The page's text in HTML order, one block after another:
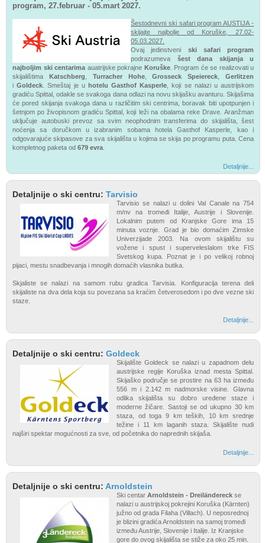
program, 27.februar - 05.mart 2027.
Šestodnevni ski safari program AUSTIJA -
skijajte najbolje od Koruške, 27.02-
05.03.2027.
Ovaj jedinstveni ski safari program
podrazumeva šest dana skijanja u
najboljim ski centarima auatrijske pokrajne Koruške. Program će se realizovati u
skijalištima Katschberg Turracher Hohe,Grosseck Speiereck ,Gerlitzen
iGoldeck Smeštaj je u hotelu Gasthof Kasperle , koji se nalazi u austrijskom
gradiću Spittal , odakle se svakoga dana odlazi na novu skijašku avanturu. Skijašima
će pored skijanja svakoga dana u različitim ski centrima, boravak biti upotpunjen i
šetnjom po živopisnom gradiću Spittal, koji leži na obalama reke Drave. Aranžman
uključuje autobuski prevoz sa svim neophodnim transferima do skijališta, šest
noćenja sa doručkom u izabranim sobama hotela Gasthof Kasperle, kao i
odgovarajuće skipasove za sva skijališta u kojima se skija po programu puta. Cena
kompletnog paketa od 679 evra
Detaljnije...
Detaljnije o ski centru: Tarvisio
Tarvisio se nalazi u dolini Val Canale na 754
m/nv na tromeđi Italije, Austrije i Slovenije.
Lokalnim putem od Kranjske Gore ima 15
minuta voznje. Grad je bio domaćim Zimske
Univerzijade 2003. Na ovom skijalištu su
vožene i spust i superveleslalom trke FIS
Svetskog kupa. Poznat je i po velikoj robnoj
pijaci, mestu snadbevanja i mnogih domaćih vlasnika butika.
Skjaliste se nalazi na samom rubu gradica Tarvisia. Konfiguracija terena deli
skijaliste na dva dela koja su povezana sa kraćim četverosedom i po dve vezne ski
staze.
Detaljnije...
Detaljnije o ski centru: Goldeck
Skijalište Goldeck se nalazi u zapadnom delu
austrijske regije Koruška iznad mesta Spittal.
Skijaško područje se prostire na 63 ha između
556 m i 2.142 m nadmorske visine. Glavna
odlika skijališta su dobro uređene staze i
moderne žičare. Sastoji se od ukupno 30 km
staza, od toga 9 km teških, 10 km srednje
težine i 11 km laganih staza. Skijalište nudi
najširi spektar mogućnosti za sve, od početnika do naprednih skijaša.
Detaljnije...
Detaljnije o ski centru: Arnoldstein
Ski centar Arnoldstein - Dreiländereck se
nalazi u austrijskoj pokrejini Koruška (Kärnten)
južno od grada Filaha (Villach). U neposrednoj
je blizini gradića Arnoldstein na samoj tromeđi
između Austrije, Slovenije i Italije. Iz Kranjske
gore do ovog skijališta se stiže za oko 25 min.